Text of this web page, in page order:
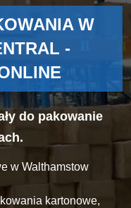
W
-
do pakowanie
w Walthamstow
kartonowe,